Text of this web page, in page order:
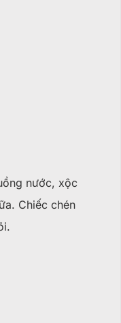
nước, xộc
Chiếc chén